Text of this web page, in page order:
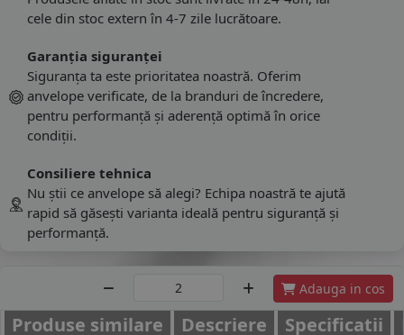
cele din stoc extern în 4-7 zile lucrătoare.
Garanția siguranței
Siguranța ta este prioritatea noastră. Oferim
anvelope verificate, de la branduri de încredere,
pentru performanță și aderență optimă în orice
condiții.
Consiliere tehnica
Nu știi ce anvelope să alegi? Echipa noastră te ajută
rapid să găsești varianta ideală pentru siguranță și
performanță.
Adauga in cos
Produse similare Descriere Specificatii